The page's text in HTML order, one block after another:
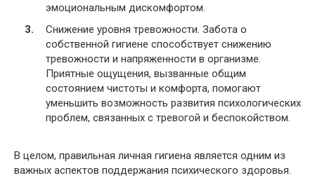
эмоциональным дискомфортом.
Снижение уровня тревожности. Забота о
собственной гигиене способствует снижению
тревожности и напряженности в организме.
Приятные ощущения, вызванные общим
состоянием чистоты и комфорта, помогают
уменьшить возможность развития психологических
проблем, связанных с тревогой и беспокойством.
В целом, правильная личная гигиена является одним из
важных аспектов поддержания психического здоровья.